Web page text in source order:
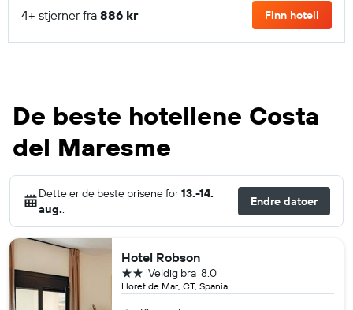
4+ stjerner fra 886 kr Finn hotell
De beste hotellene Costa
del Maresme
Dette er de beste prisene for13.-14.
aug..
Endre datoer
Hotel Robson
Lloret de Mar, CT, Spania
8.0
Veldig bra
2 stjerner